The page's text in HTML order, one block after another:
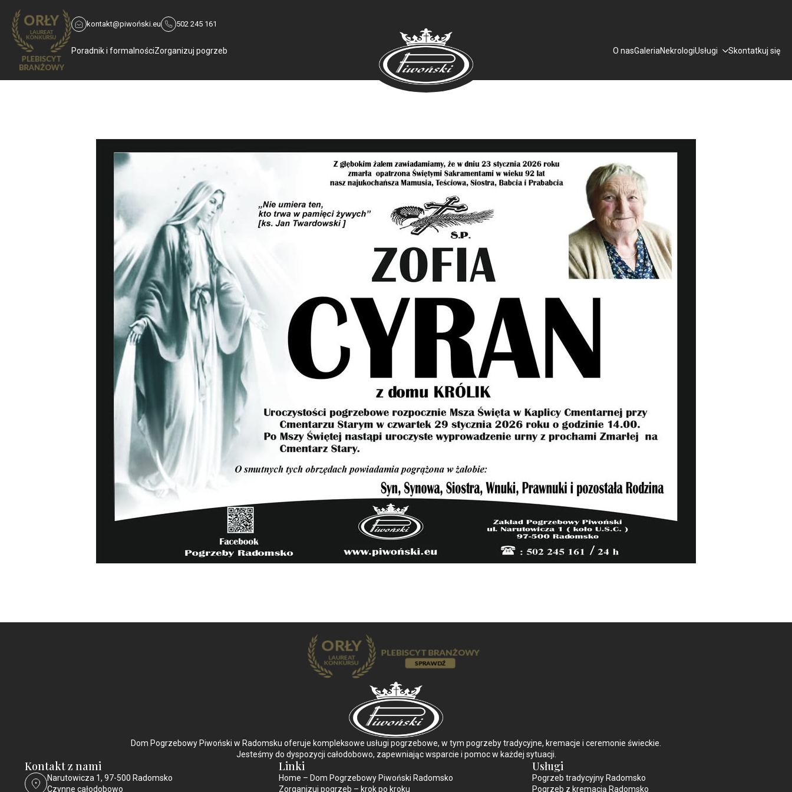
kontakt@piwoński.eu 502 245 161
Poradnik i formalnościZorganizuj pogrzeb O nasGaleriaNekrologiUsługi Skontatkuj się
Dom Pogrzebowy Piwoński w Radomsku oferuje kompleksowe usługi pogrzebowe, w tym pogrzeby tradycyjne, kremacje i ceremonie świeckie.
Jesteśmy do dyspozycji całodobowo, zapewniając wsparcie i pomoc w każdej sytuacji.
Kontakt z nami
Narutowicza 1, 97-500 Radomsko
Czynne całodobowo
Linki
Home – Dom Pogrzebowy Piwoński Radomsko
Zorganizuj pogrzeb – krok po kroku
Usługi
Pogrzeb tradycyjny Radomsko
Pogrzeb z kremacją Radomsko